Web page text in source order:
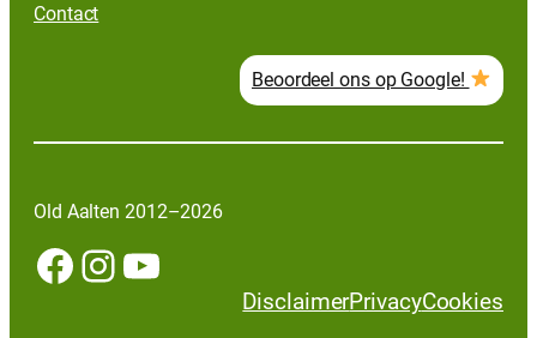
Contact
Beoordeel ons op Google!
Old Aalten 2012–2026
Facebook InstagramYouTube
DisclaimerPrivacyCookies